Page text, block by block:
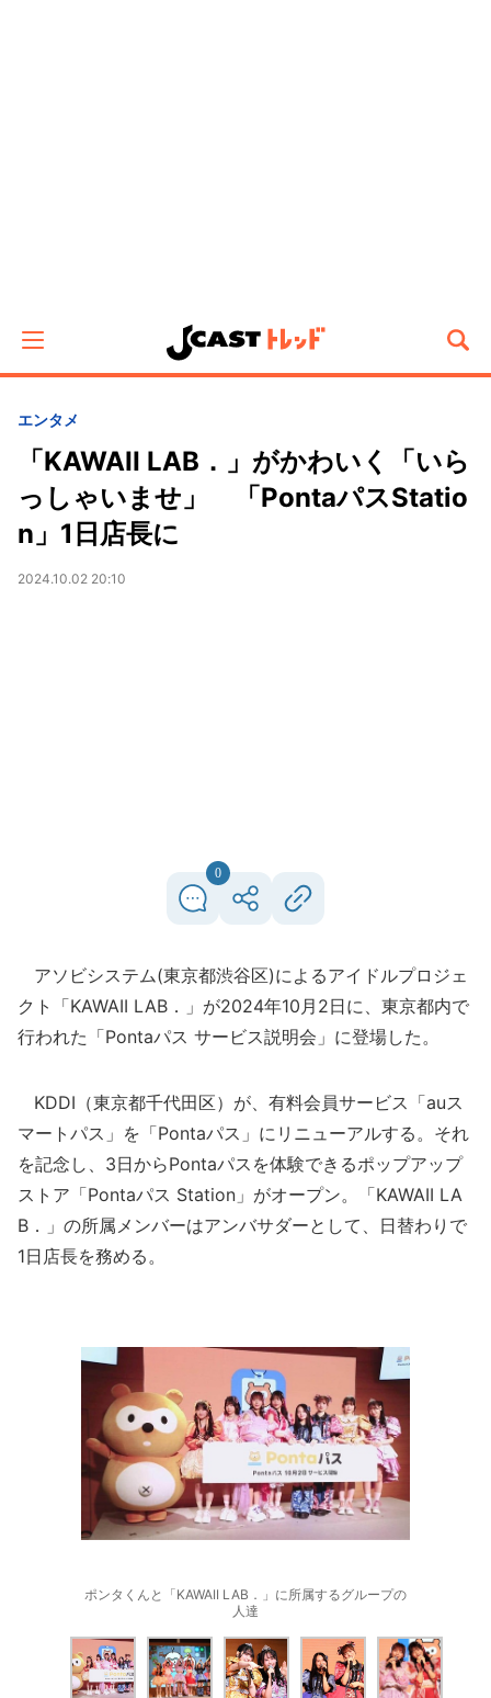
エンタメ
「KAWAII LAB．」がかわいく「いら
っしゃいませ」 「PontaパスStatio
n」1日店長に
2024.10.02 20:10
0
アソビシステム(東京都渋谷区)によるアイドルプロジェ
クト「KAWAII LAB．」が2024年10月2日に、東京都内で
行われた「Pontaパス サービス説明会」に登場した。
KDDI（東京都千代田区）が、有料会員サービス「auス
マートパス」を「Pontaパス」にリニューアルする。それ
を記念し、3日からPontaパスを体験できるポップアップ
ストア「Pontaパス Station」がオープン。「KAWAII LA
B．」の所属メンバーはアンバサダーとして、日替わりで
1日店長を務める。
ポンタくんと「KAWAII LAB．」に所属するグループの
人達